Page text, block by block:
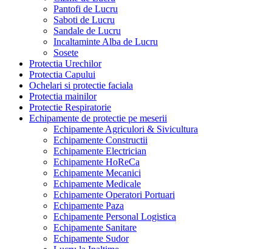
Pantofi de Lucru
Saboti de Lucru
Sandale de Lucru
Incaltaminte Alba de Lucru
Sosete
Protectia Urechilor
Protectia Capului
Ochelari si protectie faciala
Protectia mainilor
Protectie Respiratorie
Echipamente de protectie pe meserii
Echipamente Agriculori & Sivicultura
Echipamente Constructii
Echipamente Electrician
Echipamente HoReCa
Echipamente Mecanici
Echipamente Medicale
Echipamente Operatori Portuari
Echipamente Paza
Echipamente Personal Logistica
Echipamente Sanitare
Echipamente Sudor